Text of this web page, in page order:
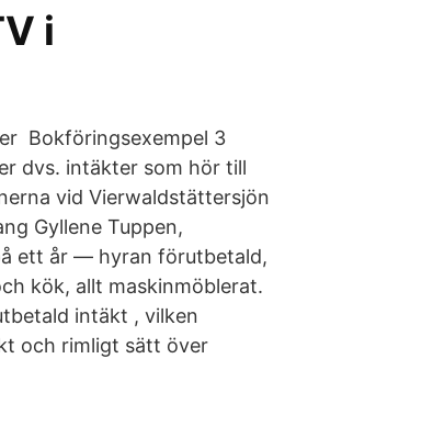
i
Bokföringsexempel 3
dvs. intäkter som hör till
vid Vierwaldstättersjön
Gyllene Tuppen,
ett år — hyran förutbetald,
kök, allt maskinmöblerat.
intäkt , vilken
och rimligt sätt över